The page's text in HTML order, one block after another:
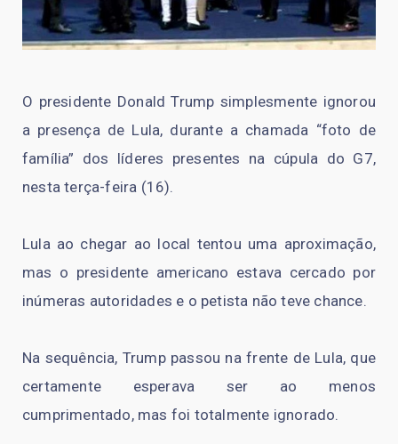
O presidente Donald Trump simplesmente ignorou
a presença de Lula, durante a chamada “foto de
família” dos líderes presentes na cúpula do G7,
nesta terça-feira (16).
Lula ao chegar ao local tentou uma aproximação,
mas o presidente americano estava cercado por
inúmeras autoridades e o petista não teve chance.
Na sequência, Trump passou na frente de Lula, que
certamente esperava ser ao menos
cumprimentado, mas foi totalmente ignorado.